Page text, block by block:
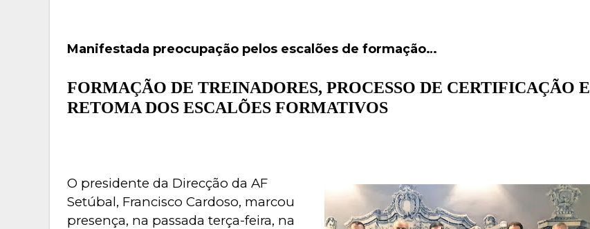
Manifestada preocupação pelos escalões de formação…
FORMAÇÃO DE TREINADORES, PROCESSO DE CERTIFICAÇÃO E
RETOMA DOS ESCALÕES FORMATIVOS
O presidente da Direcção da AF
Setúbal, Francisco Cardoso, marcou
presença, na passada terça-feira, na